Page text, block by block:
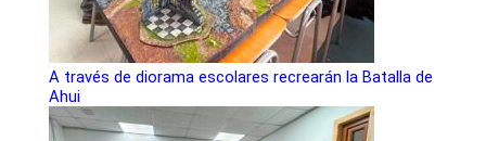
A través de diorama escolares recrearán la Batalla de
Ahui